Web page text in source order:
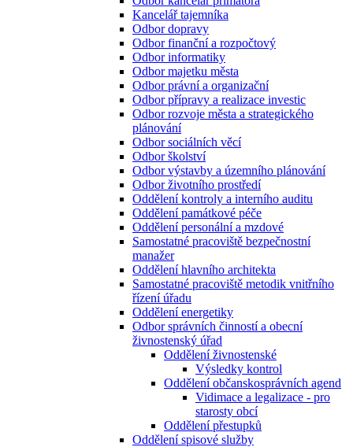
Kancelář tajemníka
Odbor dopravy
Odbor finanční a rozpočtový
Odbor informatiky
Odbor majetku města
Odbor právní a organizační
Odbor přípravy a realizace investic
Odbor rozvoje města a strategického
plánování
Odbor sociálních věcí
Odbor školství
Odbor výstavby a územního plánování
Odbor životního prostředí
Oddělení kontroly a interního auditu
Oddělení památkové péče
Oddělení personální a mzdové
Samostatné pracoviště bezpečnostní
manažer
Oddělení hlavního architekta
Samostatné pracoviště metodik vnitřního
řízení úřadu
Oddělení energetiky
Odbor správních činností a obecní
živnostenský úřad
Oddělení živnostenské
Výsledky kontrol
Oddělení občanskosprávních agend
Vidimace a legalizace - pro
starosty obcí
Oddělení přestupků
Oddělení spisové služby